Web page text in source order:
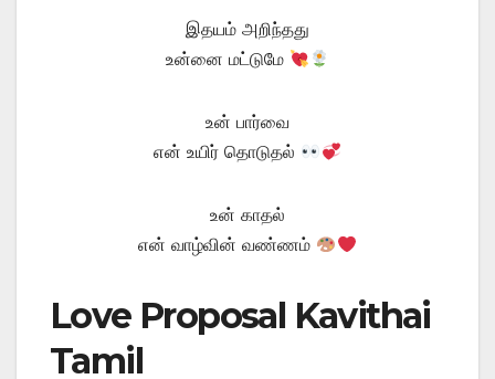
இதயம் அறிந்தது
உன்னை மட்டுமே
உன் பார்வை
என் உயிர் தொடுதல்
உன் காதல்
என் வாழ்வின் வண்ணம்
Love Proposal Kavithai
Tamil